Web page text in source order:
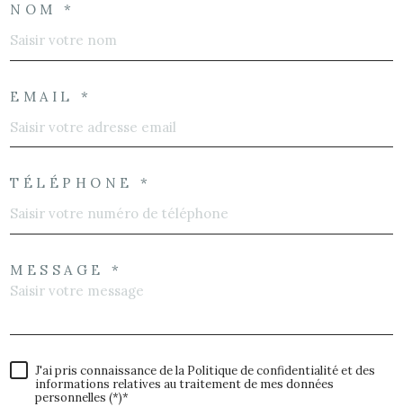
NOM *
EMAIL *
TÉLÉPHONE *
MESSAGE *
J'ai pris connaissance de la Politique de confidentialité et des
informations relatives au traitement de mes données
personnelles (*)*